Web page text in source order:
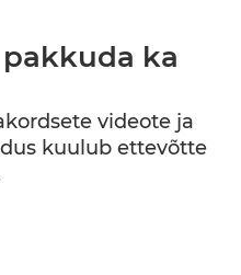
ka
videote ja
kuulub ettevõtte